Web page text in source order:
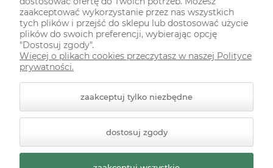
Styl graficzny ShopGadget.pl
Sklep internetowy Shoper
Premium
zaakceptować wykorzystanie przez nas wszystkich
tych plików i przejść do sklepu lub dostosować użycie
plików do swoich preferencji, wybierając opcję
"Dostosuj zgody".
Więcej o plikach cookies przeczytasz w naszej Polityce
prywatności.
zaakceptuj tylko niezbędne
dostosuj zgody